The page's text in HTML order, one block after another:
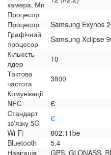
камера, Мп
Процесор
Процесор
Samsung Exynos
Графічний
процесор
Samsung Xclipse
Кількість
ядер
10
Тактова
частота
3800
Комунікації
NFC
Є
Стандарт
зв'язку 5G
Є
Wi-Fi
802.11be
Bluetooth
5.4
Навігація
GPS, GLONASS,